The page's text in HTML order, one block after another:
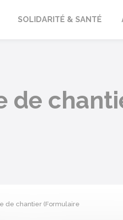
SOLIDARITÉ & SANTÉ
de
de chantier (Formulaire